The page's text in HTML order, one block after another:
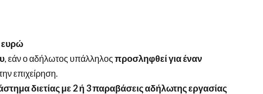
ευρώ
, εάν ο αδήλωτος υπάλληλοςπροσληφθεί για έναν
επιχείρηση.
διετίας με 2 ή 3 παραβάσεις αδήλωτης εργασίας